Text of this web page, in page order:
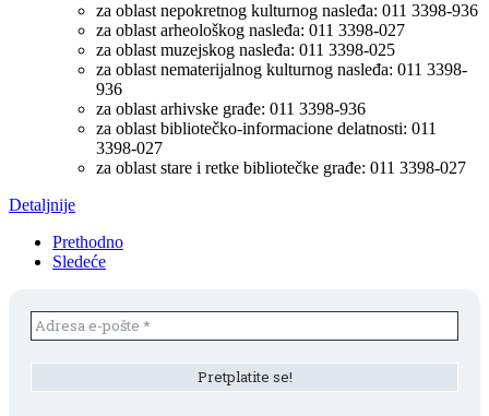
za oblast nepokretnog kulturnog nasleđa: 011 3398-936
za oblast arheološkog nasleđa: 011 3398-027
za oblast muzejskog nasleđa: 011 3398-025
za oblast nematerijalnog kulturnog nasleđa: 011 3398-
936
za oblast arhivske građe: 011 3398-936
za oblast bibliotečko-informacione delatnosti: 011
3398-027
za oblast stare i retke bibliotečke građe: 011 3398-027
Detaljnije
Prethodno
Sledeće